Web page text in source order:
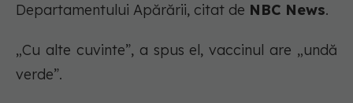
Departamentului Apărării, citat de NBC News.
„Cu alte cuvinte”, a spus el, vaccinul are „undă
verde”.